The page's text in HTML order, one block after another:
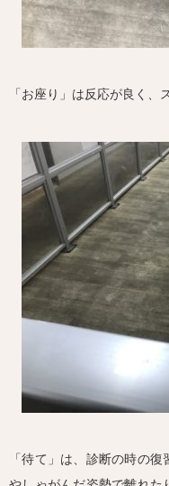
「お座り」は反応が良く、
「待て」は、診断の時の